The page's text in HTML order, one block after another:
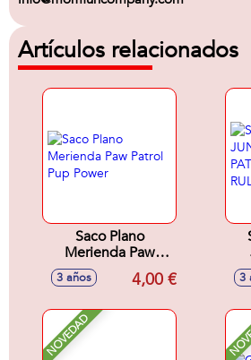
Artículos relacionados
Saco Plano
Merienda Paw
Patrol Pup Power
3 años 4,00 € 3
NOVEDAD